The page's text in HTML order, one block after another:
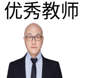
优秀教师